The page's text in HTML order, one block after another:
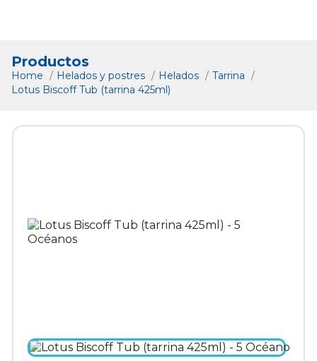
Productos
Home Helados y postres Helados
Tarrina
Lotus Biscoff Tub (tarrina 425ml)